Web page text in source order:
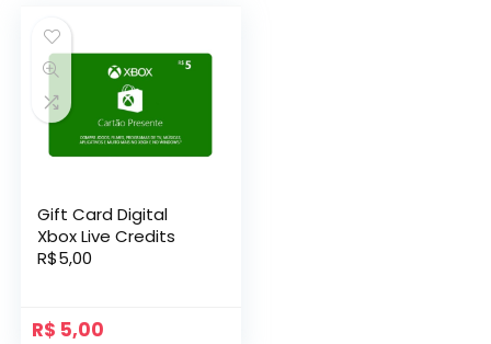
Gift Card Digital
Xbox Live Credits
R$5,00
R$ 5,00